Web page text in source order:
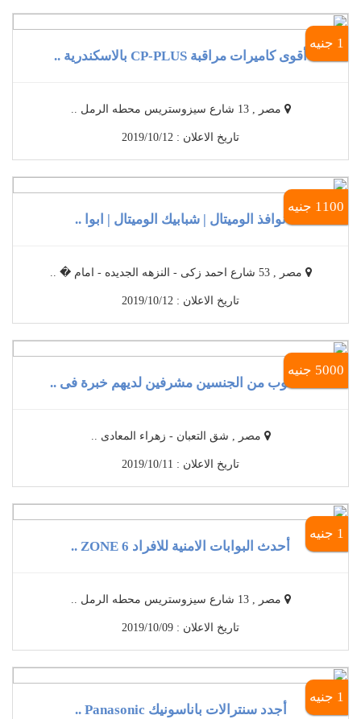
1 جنيه
أقوى كاميرات مراقبة CP-PLUS بالاسكندرية ..
مصر , 13 شارع سيزوستريس محطه الرمل ..
تاريخ الاعلان : 2019/10/12
1100 جنيه
نوافذ الوميتال | شبابيك الوميتال | ابوا ..
مصر , 53 شارع احمد زكى - النزهه الجديده - امام � ..
تاريخ الاعلان : 2019/10/12
5000 جنيه
مطلوب من الجنسين مشرفين لديهم خبرة فى ..
مصر , شق التعبان - زهراء المعادى ..
تاريخ الاعلان : 2019/10/11
1 جنيه
أحدث البوابات الامنية للافراد 6 ZONE ..
مصر , 13 شارع سيزوستريس محطه الرمل ..
تاريخ الاعلان : 2019/10/09
1 جنيه
أجدد سنترالات باناسونيك Panasonic ..